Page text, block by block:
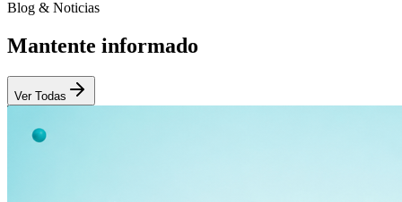
Blog & Noticias
Mantente informado
Ver Todas